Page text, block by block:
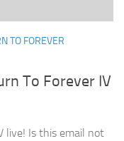
TO FOREVER
To Forever IV
live! Is this email not